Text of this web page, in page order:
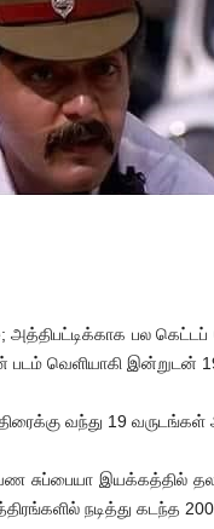
அத்திபட்டிக்காக பல
படம் வெளியாகி இன்றுடன்
வந்து 19 வருடங்கள்
சுப்பையா இயக்கத்தில்
நடித்து கடந்த